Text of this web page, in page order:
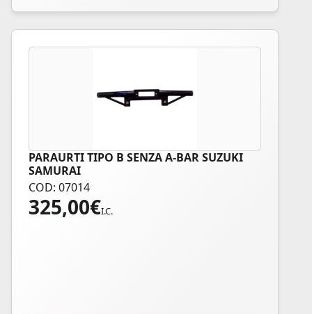
del
PARAURTI TIPO B SENZA A-BAR SUZUKI
SAMURAI
COD: 07014
325,00€I.C.
Questo
prodotto
ha
più